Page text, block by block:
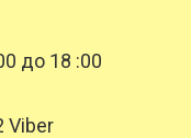
до 18 :00
Viber